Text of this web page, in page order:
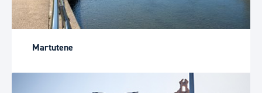
Martutene